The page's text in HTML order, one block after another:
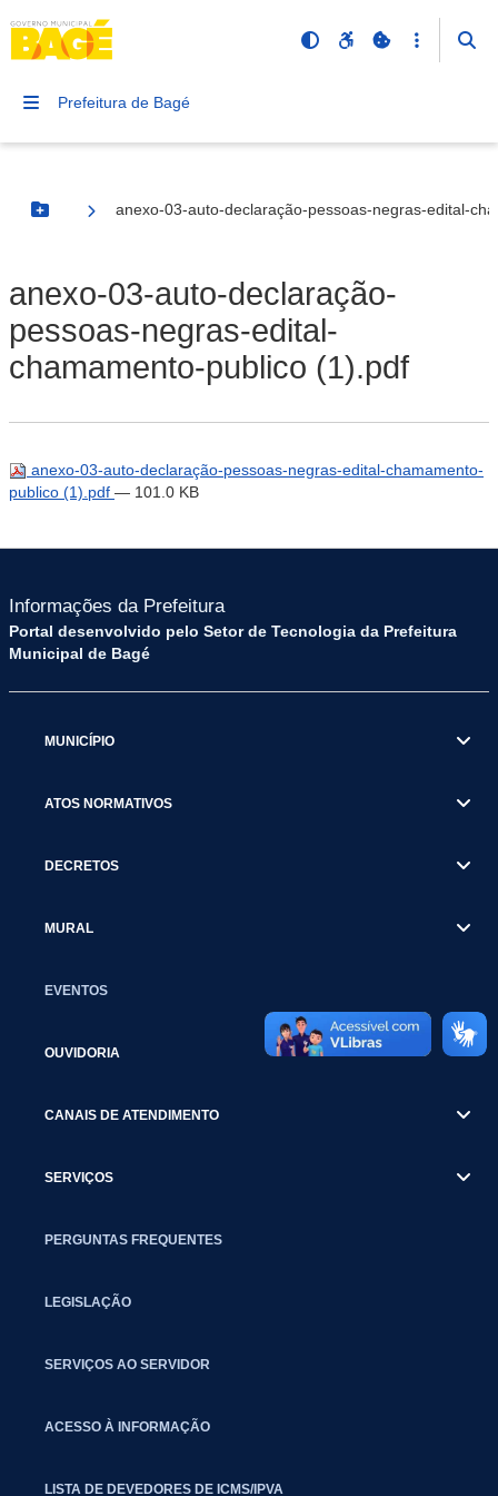
Prefeitura de Bagé
Botão Menu
anexo-03-auto-declaração-pessoas-negras-edital-
anexo-03-auto-declaração-
pessoas-negras-edital-
chamamento-publico (1).pdf
anexo-03-auto-declaração-pessoas-negras-edital-chamamento-
publico (1).pdf — 101.0 KB
Informações da Prefeitura
Portal desenvolvido pelo Setor de Tecnologia da Prefeitura
Municipal de Bagé
MUNICÍPIO
ATOS NORMATIVOS
DECRETOS
MURAL
EVENTOS
OUVIDORIA
CANAIS DE ATENDIMENTO
SERVIÇOS
PERGUNTAS FREQUENTES
LEGISLAÇÃO
SERVIÇOS AO SERVIDOR
ACESSO À INFORMAÇÃO
LISTA DE DEVEDORES DE ICMS/IPVA